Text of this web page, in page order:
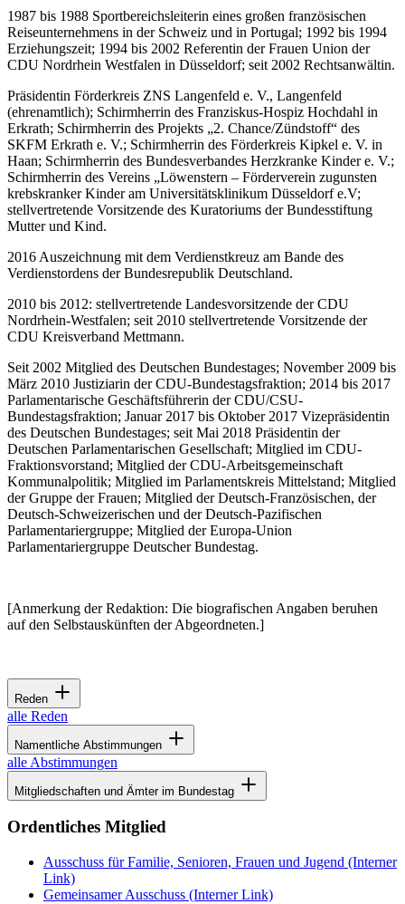
1987 bis 1988 Sportbereichsleiterin eines großen französischen
Reiseunternehmens in der Schweiz und in Portugal; 1992 bis 1994
Erziehungszeit; 1994 bis 2002 Referentin der Frauen Union der
CDU Nordrhein Westfalen in Düsseldorf; seit 2002 Rechtsanwältin.
Präsidentin Förderkreis ZNS Langenfeld e. V., Langenfeld
(ehrenamtlich); Schirmherrin des Franziskus-Hospiz Hochdahl in
Erkrath; Schirmherrin des Projekts „2. Chance/Zündstoff“ des
SKFM Erkrath e. V.; Schirmherrin des Förderkreis Kipkel e. V. in
Haan; Schirmherrin des Bundesverbandes Herzkranke Kinder e. V.;
Schirmherrin des Vereins „Löwenstern – Förderverein zugunsten
krebskranker Kinder am Universitätsklinikum Düsseldorf e.V;
stellvertretende Vorsitzende des Kuratoriums der Bundesstiftung
Mutter und Kind.
2016 Auszeichnung mit dem Verdienstkreuz am Bande des
Verdienstordens der Bundesrepublik Deutschland.
2010 bis 2012: stellvertretende Landesvorsitzende der CDU
Nordrhein-Westfalen; seit 2010 stellvertretende Vorsitzende der
CDU Kreisverband Mettmann.
Seit 2002 Mitglied des Deutschen Bundestages; November 2009 bis
März 2010 Justiziarin der CDU-Bundestagsfraktion; 2014 bis 2017
Parlamentarische Geschäftsführerin der CDU/CSU-
Bundestagsfraktion; Januar 2017 bis Oktober 2017 Vizepräsidentin
des Deutschen Bundestages; seit Mai 2018 Präsidentin der
Deutschen Parlamentarischen Gesellschaft; Mitglied im CDU-
Fraktionsvorstand; Mitglied der CDU-Arbeitsgemeinschaft
Kommunalpolitik; Mitglied im Parlamentskreis Mittelstand; Mitglied
der Gruppe der Frauen; Mitglied der Deutsch-Französischen, der
Deutsch-Schweizerischen und der Deutsch-Pazifischen
Parlamentariergruppe; Mitglied der Europa-Union
Parlamentariergruppe Deutscher Bundestag.
[Anmerkung der Redaktion: Die biografischen Angaben beruhen
auf den Selbstauskünften der Abgeordneten.]
Reden
alle Reden
Namentliche Abstimmungen
alle Abstimmungen
Mitgliedschaften und Ämter im Bundestag
Ordentliches Mitglied
Ausschuss für Familie, Senioren, Frauen und Jugend (Interner
Link)
Gemeinsamer Ausschuss (Interner Link)